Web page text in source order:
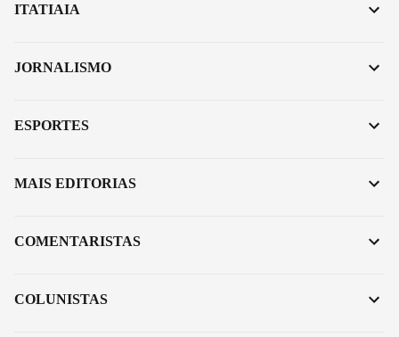
ITATIAIA
JORNALISMO
ESPORTES
MAIS EDITORIAS
COMENTARISTAS
COLUNISTAS